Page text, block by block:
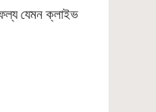
যেমন ক্লাইভ